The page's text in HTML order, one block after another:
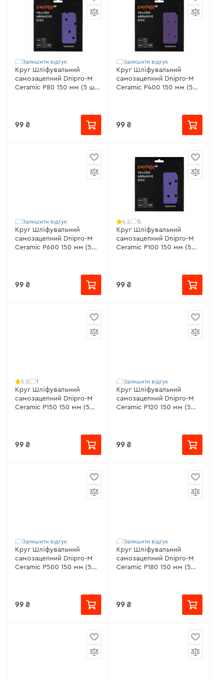
Залишити відгук
Круг Шліфувальний
самозацепний Dnipro-M
Ceramic Р80 150 мм (5 шт/
99 ₴
Залишити відгук
Круг Шліфувальний
самозацепний Dnipro-M
Ceramic Р400 150 мм (5
99 ₴
Залишити відгук
Круг Шліфувальний
самозацепний Dnipro-M
Ceramic Р600 150 мм (5
99 ₴
4.2 5
Круг Шліфувальний
самозацепний Dnipro-M
Ceramic Р100 150 мм (5
99 ₴
5.0 1
Круг Шліфувальний
самозацепний Dnipro-M
Ceramic Р150 150 мм (5
99 ₴
Залишити відгук
Круг Шліфувальний
самозацепний Dnipro-M
Ceramic Р120 150 мм (5
99 ₴
Залишити відгук
Круг Шліфувальний
самозацепний Dnipro-M
Ceramic Р500 150 мм (5
99 ₴
Залишити відгук
Круг Шліфувальний
самозацепний Dnipro-M
Ceramic Р180 150 мм (5
99 ₴